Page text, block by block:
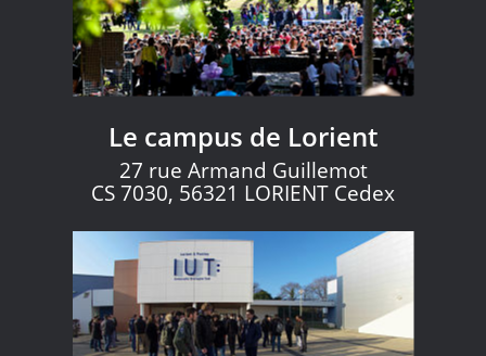
Le campus de Lorient
27 rue Armand Guillemot
CS 7030, 56321 LORIENT Cedex